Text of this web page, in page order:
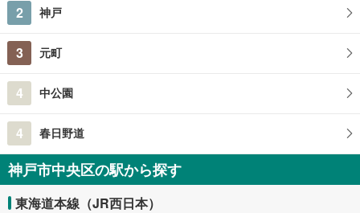
2 神戸
3 元町
4 中公園
4 春日野道
神戸市中央区の駅から探す
東海道本線（JR西日本）